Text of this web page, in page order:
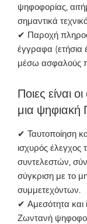
ψηφοφορίας,
σημαντικά
✔ Παροχή
έγγραφα (ετήσια
μέσω ασφαλούς
Ποιες είναι
μια ψηφιακή
✔ Ταυτοποίηση
ισχυρός έλεγχος
συντελεστών,
σύγκριση με το
συμμετεχόντων.
✔ Αμεσότητα και
Ζωντανή